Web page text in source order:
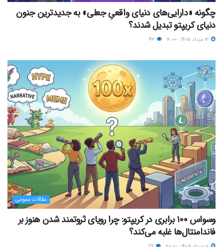
چگونه «دارایی‌های دنیای واقعیِ جعلی» به جدیدترین جنون
دنیای کریپتو تبدیل شدند؟
مقالات عمومی
وسواس ۱۰۰ برابری در کریپتو: چرا رویای ثروتمند شدن هنوز بر
فاندامنتال‌ها غلبه می‌کند؟